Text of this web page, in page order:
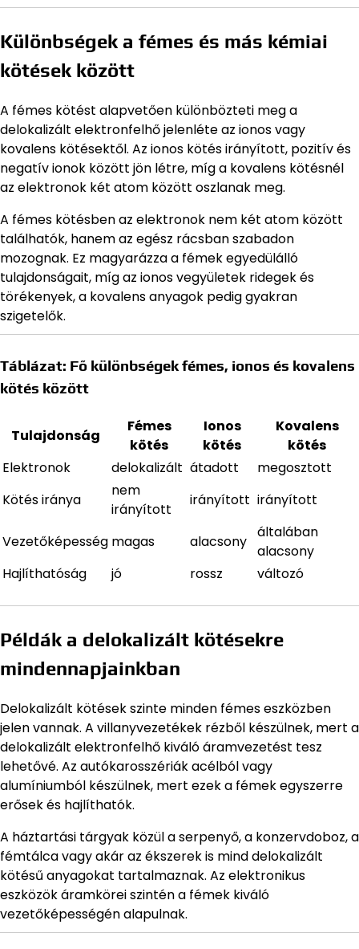
Különbségek a fémes és más kémiai
kötések között
A fémes kötést alapvetően különbözteti meg a
delokalizált elektronfelhő jelenléte az ionos vagy
kovalens kötésektől. Az ionos kötés irányított, pozitív és
negatív ionok között jön létre, míg a kovalens kötésnél
az elektronok két atom között oszlanak meg.
A fémes kötésben az elektronok nem két atom között
találhatók, hanem az egész rácsban szabadon
mozognak. Ez magyarázza a fémek egyedülálló
tulajdonságait, míg az ionos vegyületek ridegek és
törékenyek, a kovalens anyagok pedig gyakran
szigetelők.
Táblázat: Fő különbségek fémes, ionos és kovalens
kötés között
Tulajdonság
Fémes
kötés
Ionos
kötés
Kovalens
kötés
Elektronok
delokalizált átadott
megosztott
Kötés iránya
nem
irányított
irányított irányított
Vezetőképesség magas alacsony
általában
alacsony
Hajlíthatóság
jó rossz változó
Példák a delokalizált kötésekre
mindennapjainkban
Delokalizált kötések szinte minden fémes eszközben
jelen vannak. A villanyvezetékek rézből készülnek, mert a
delokalizált elektronfelhő kiváló áramvezetést tesz
lehetővé. Az autókarosszériák acélból vagy
alumíniumból készülnek, mert ezek a fémek egyszerre
erősek és hajlíthatók.
A háztartási tárgyak közül a serpenyő, a konzervdoboz, a
fémtálca vagy akár az ékszerek is mind delokalizált
kötésű anyagokat tartalmaznak. Az elektronikus
eszközök áramkörei szintén a fémek kiváló
vezetőképességén alapulnak.